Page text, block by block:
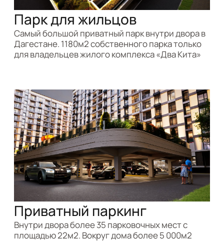
2027 года
Студия
Студия 25 м2
НОВОСТИ КОМПАНИИ